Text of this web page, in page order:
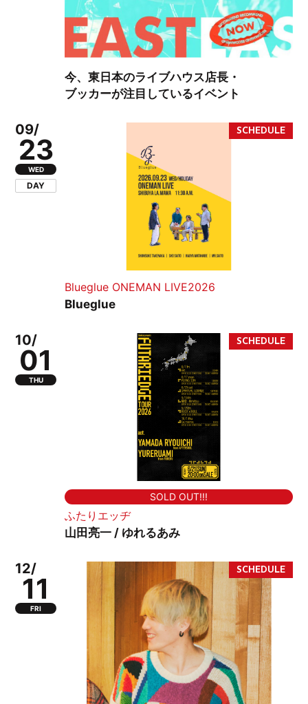
今、東日本のライブハウス店長・
ブッカーが注目しているイベント
09/
23
WED
DAY
Blueglue ONEMAN LIVE2026
Blueglue
10/
01
THU
SOLD OUT!!!
ふたりエッヂ
山田亮一 / ゆれるあみ
12/
11
FRI